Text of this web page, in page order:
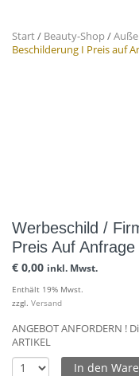
Start/ Beauty-Shop/
Beschilderung I Preis auf
Werbeschild /
Preis Auf Anfrage
€ 0,00 inkl. Mwst.
Enthält 19% Mwst.
zzgl. Versand
ANGEBOT ANFORDERN !
ARTIKEL
In den